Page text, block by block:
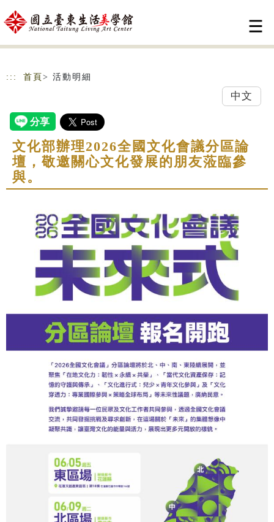
跳到主要內容
網站導覽
::: 首頁 > 活動明細
中文
文化部辦理2026全國文化會議分區論
壇，敬邀關心文化發展的朋友蒞臨參
與。